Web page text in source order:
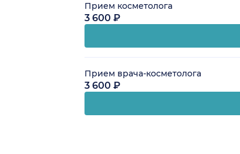
Прием косметолога
3 600 ₽
Прием врача-косметолога
3 600 ₽